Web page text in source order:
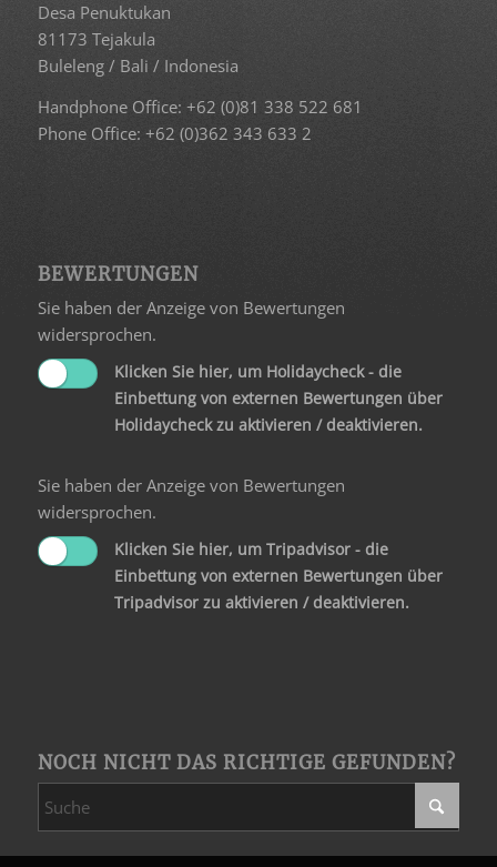
Desa Penuktukan
81173 Tejakula
Buleleng / Bali / Indonesia
Handphone Office: +62 (0)81 338 522 681
Phone Office: +62 (0)362 343 633 2
BEWERTUNGEN
Sie haben der Anzeige von Bewertungen
widersprochen.
Klicken Sie hier, um Holidaycheck - die
Einbettung von externen Bewertungen über
Holidaycheck zu aktivieren / deaktivieren.
Sie haben der Anzeige von Bewertungen
widersprochen.
Klicken Sie hier, um Tripadvisor - die
Einbettung von externen Bewertungen über
Tripadvisor zu aktivieren / deaktivieren.
NOCH NICHT DAS RICHTIGE GEFUNDEN?